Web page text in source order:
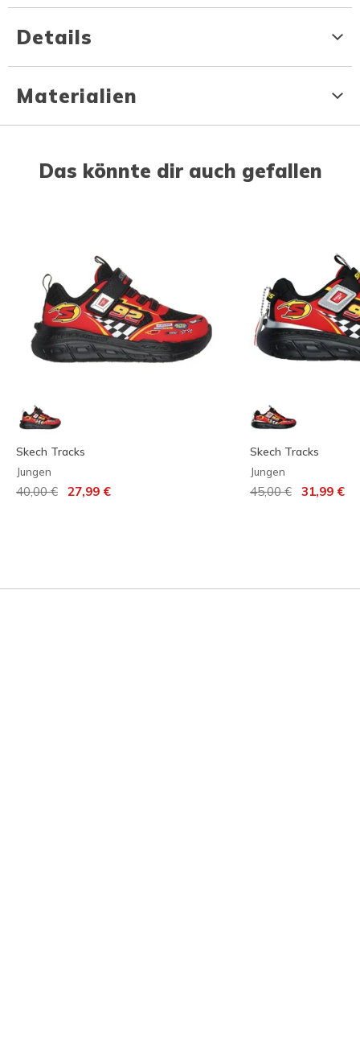
Details
Materialien
Das könnte dir auch gefallen
Skech Tracks
Jungen
Reduziert von
40,00 € auf
27,99 €
Skech Tracks
Jungen
Reduziert von
45,00 €auf31,99 €